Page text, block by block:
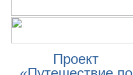
Проект